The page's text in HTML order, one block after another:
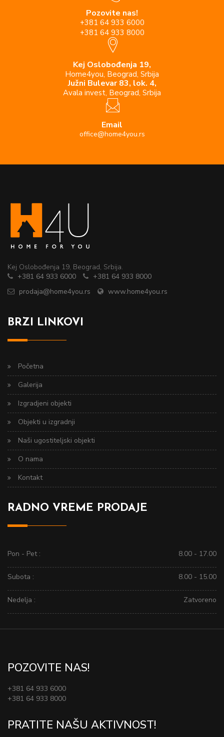
Pozovite nas!
+381 64 933 6000
+381 64 933 8000
Kej Oslobođenja 19,
Home4you, Beograd, Srbija
Južni Bulevar 83, lok. 4,
Avala invest, Beograd, Srbija
Email
office@home4you.rs
Kej Oslobođenja 19, Beograd, Srbija.
+381 64 933 6000
+381 64 933 8000
prodaja@home4you.rs
www.home4you.rs
BRZI LINKOVI
Početna
Galerija
Izgradjeni objekti
Objekti u izgradnji
Naši ugostiteljski objekti
O nama
Kontakt
RADNO VREME PRODAJE
Pon - Pet : 8.00 - 17.00
Subota : 8.00 - 15.00
Nedelja : Zatvoreno
POZOVITE NAS!
+381 64 933 6000
+381 64 933 8000
PRATITE NAŠU AKTIVNOST!